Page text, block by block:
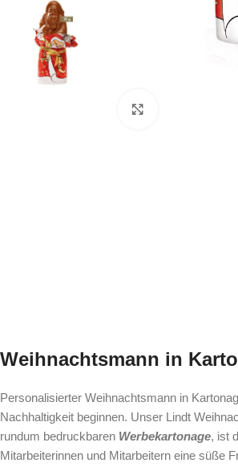
Weihnachtsmann in
Personalisierter Weihnachtsmann in
Nachhaltigkeit beginnen. Unser Lindt
rundum bedruckbaren Werbekartonage, ist
Mitarbeiterinnen und Mitarbeitern eine süße